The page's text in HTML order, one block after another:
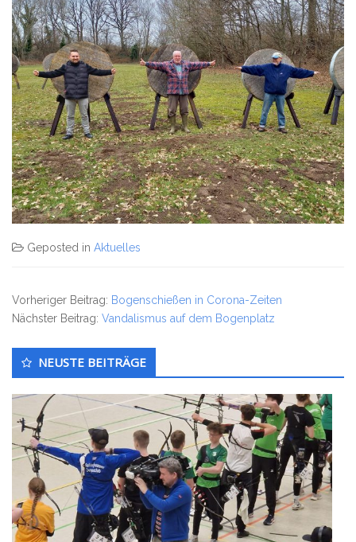
Geposted in Aktuelles
Vorheriger Beitrag: Bogenschießen in Corona-Zeiten
Nächster Beitrag: Vandalismus auf dem Bogenplatz
Untergeordnet
Seitenleiste
NEUSTE BEITRÄGE